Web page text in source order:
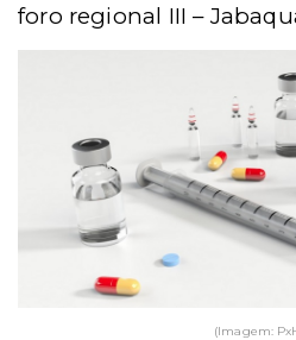
foro regional III –
(Imagem: